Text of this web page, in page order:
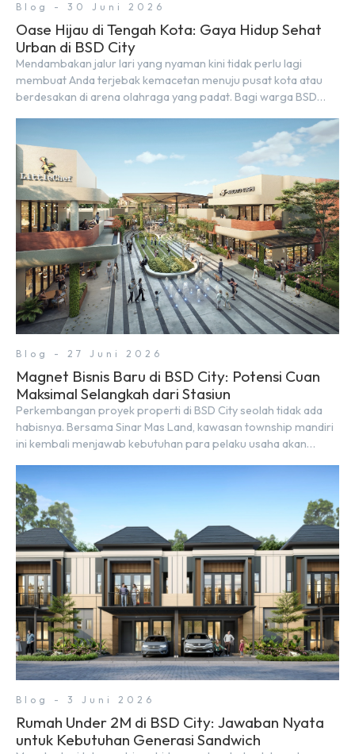
Blog - 30 Juni 2026
Oase Hijau di Tengah Kota: Gaya Hidup Sehat
Urban di BSD City
Mendambakan jalur lari yang nyaman kini tidak perlu lagi
membuat Anda terjebak kemacetan menuju pusat kota atau
berdesakan di arena olahraga yang padat. Bagi warga BSD
sekitar yang rindang, estetik, dan menenangkan. Sebagai
kawasan township terpadu, BSD City terus bertransformasi
menjadi area hunian modern yang sangat mendukung […]
Blog - 27 Juni 2026
Magnet Bisnis Baru di BSD City: Potensi Cuan
Maksimal Selangkah dari Stasiun
Perkembangan proyek properti di BSD City seolah tidak ada
habisnya. Bersama Sinar Mas Land, kawasan township mandiri
ini kembali menjawab kebutuhan para pelaku usaha akan
Alley Walk. Ruko terbaru di BSD City ini datang dengan
keunggulan geografis yang sangat strategis. Letaknya
menempel langsung dengan dua pusat pergerakan massa […]
Blog - 3 Juni 2026
Rumah Under 2M di BSD City: Jawaban Nyata
untuk Kebutuhan Generasi Sandwich